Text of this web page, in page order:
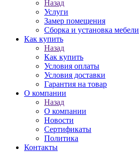
Назад
Услуги
Замер помещения
Сборка и установка мебели
Как купить
Назад
Как купить
Условия оплаты
Условия доставки
Гарантия на товар
О компании
Назад
О компании
Новости
Сертификаты
Политика
Контакты